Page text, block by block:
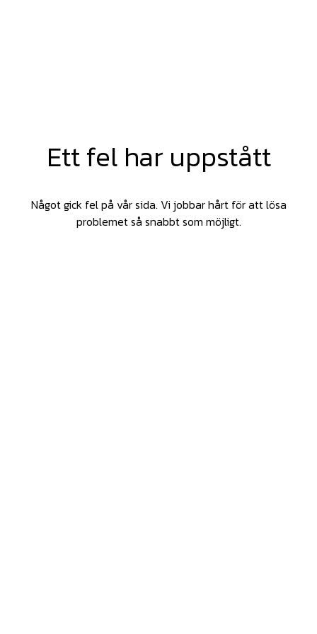
Ett fel har uppstått
Något gick fel på vår sida. Vi jobbar hårt för att lösa
problemet så snabbt som möjligt.